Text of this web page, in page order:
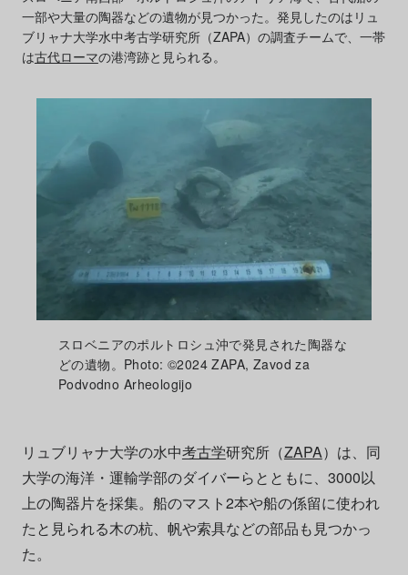
一部や大量の陶器などの遺物が見つかった。発見したのはリュ
ブリャナ大学水中考古学研究所（ZAPA）の調査チームで、一帯
は古代ローマの港湾跡と見られる。
スロベニアのポルトロシュ沖で発見された陶器な
どの遺物。Photo: ©2024 ZAPA, Zavod za
Podvodno Arheologijo
リュブリャナ大学の水中考古学研究所（ZAPA）は、同
大学の海洋・運輸学部のダイバーらとともに、3000以
上の陶器片を採集。船のマスト2本や船の係留に使われ
たと見られる木の杭、帆や索具などの部品も見つかっ
た。